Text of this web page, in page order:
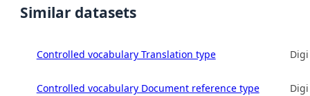
Similar datasets
Controlled vocabulary Translation type
Controlled vocabulary Document reference type